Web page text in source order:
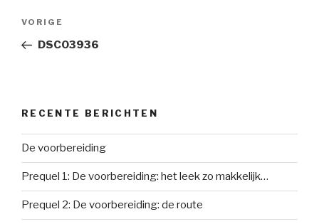
Vorig
bericht
VORIGE
DSC03936
RECENTE BERICHTEN
De voorbereiding
Prequel 1: De voorbereiding: het leek zo makkelijk…
Prequel 2: De voorbereiding: de route